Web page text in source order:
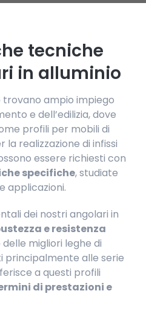
tecniche
in alluminio
trovano ampio impiego
e dell’edilizia, dove
profili per mobili di
la realizzazione di infissi
essere richiesti con
specifiche, studiate
applicazioni.
dei nostri angolari in
e resistenza
delle migliori leghe di
principalmente alle serie
a questi profili
di prestazioni e